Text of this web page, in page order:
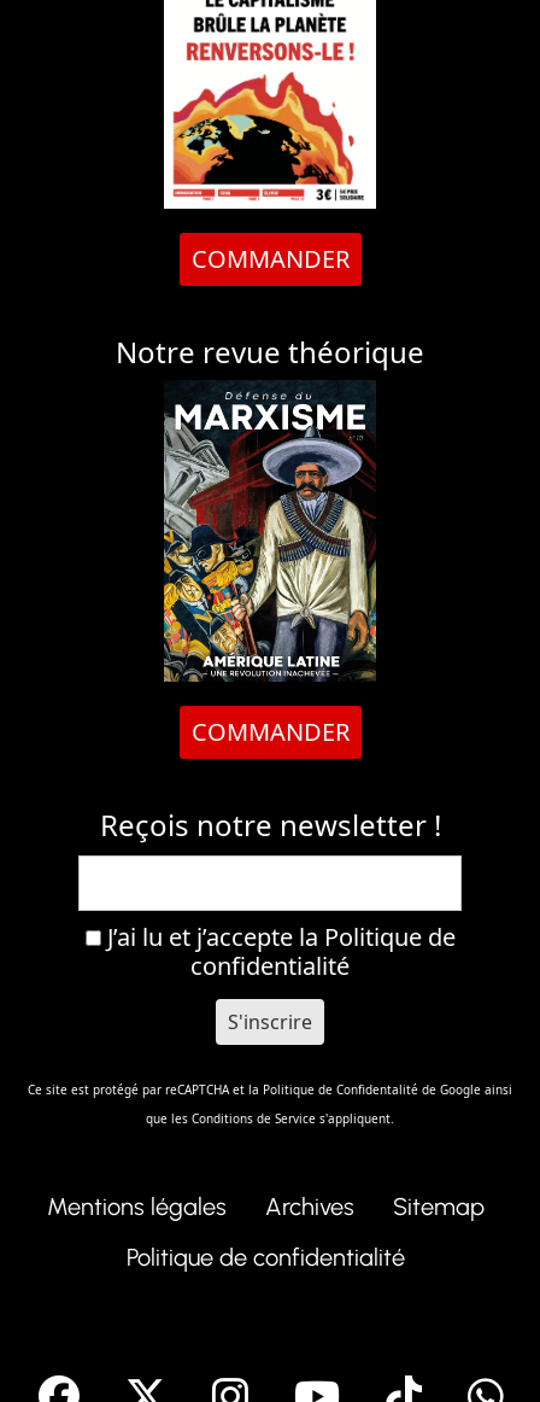
COMMANDER
Notre revue théorique
COMMANDER
Reçois notre newsletter !
J’ai lu et j’accepte la Politique de
confidentialité
Ce site est protégé par reCAPTCHA et la Politique de Confidentalité de Google ainsi
que les Conditions de Service s'appliquent.
Mentions légales Archives
Sitemap
Politique de confidentialité
facebook Instagram
Youtube
Tik